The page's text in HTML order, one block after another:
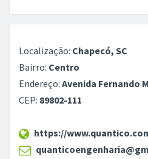
Localização: Chapecó, SC
Bairro: Centro
Endereço: Avenida Fernando
CEP: 89802-111
https://